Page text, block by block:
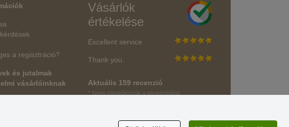
a regisztráció?
és jutalmak
vásárlóinknak
Vásárlók
értékelése
Excellent service
Thank you.
Aktuális 159 recenzió
* Nem ellenőrizzük a recenziókat